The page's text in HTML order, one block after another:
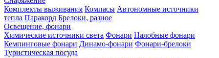
Комплекты выживания Компасы Автономные источники
тепла Паракорд Брелоки, разное
Освещение, фонари
Химические источники света Фонари Налобные фонари
Кемпинговые фонари Динамо-фонари Фонари-брелоки
Туристическая посуда